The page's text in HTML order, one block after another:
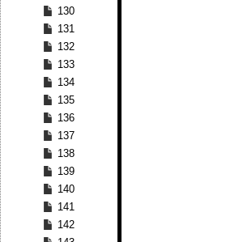
130
131
132
133
134
135
136
137
138
139
140
141
142